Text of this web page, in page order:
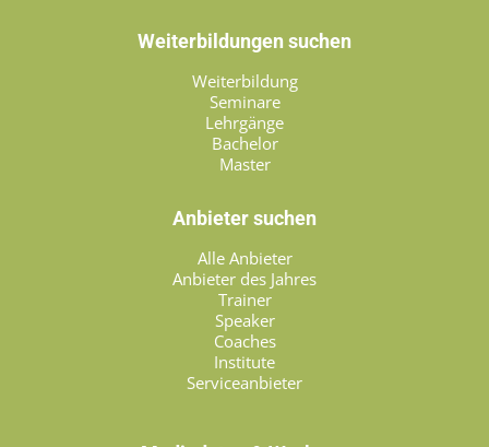
Weiterbildungen suchen
Weiterbildung
Seminare
Lehrgänge
Bachelor
Master
Anbieter suchen
Alle Anbieter
Anbieter des Jahres
Trainer
Speaker
Coaches
Institute
Serviceanbieter